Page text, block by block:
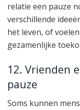
relatie een pauze
verschillende
het leven, of
gezamenlijke
12. Vrienden
pauze
Soms kunnen